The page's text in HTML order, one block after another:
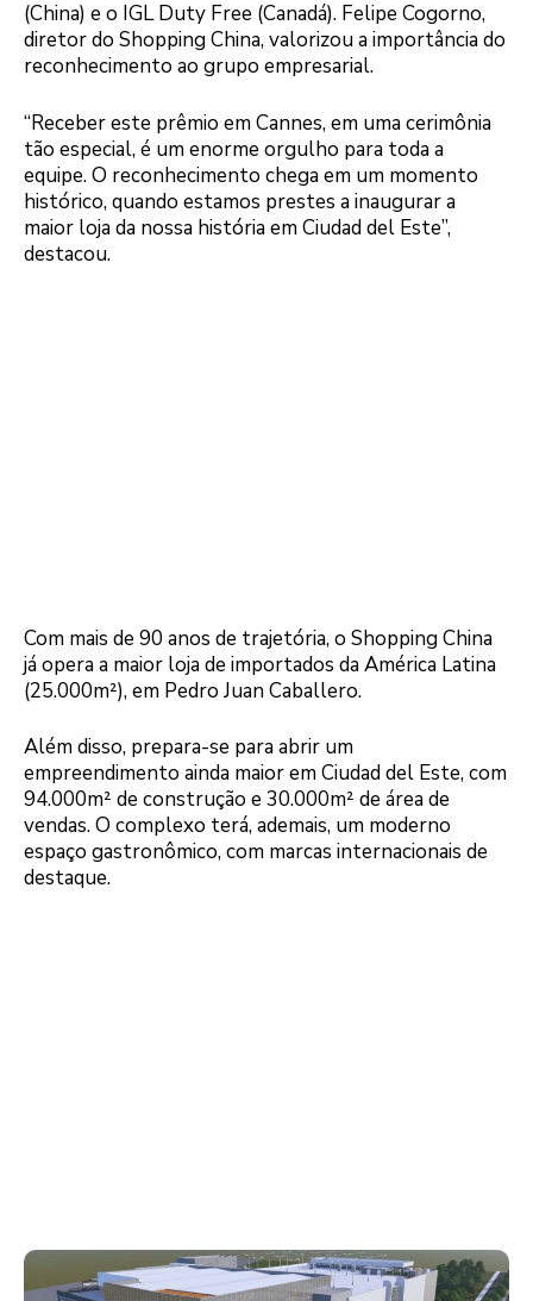
(China) e o IGL Duty Free (Canadá). Felipe Cogorno,
diretor do Shopping China, valorizou a importância do
reconhecimento ao grupo empresarial.
“Receber este prêmio em Cannes, em uma cerimônia
tão especial, é um enorme orgulho para toda a
equipe. O reconhecimento chega em um momento
histórico, quando estamos prestes a inaugurar a
maior loja da nossa história em Ciudad del Este”,
destacou.
Com mais de 90 anos de trajetória, o Shopping China
já opera a maior loja de importados da América Latina
(25.000m²), em Pedro Juan Caballero.
Além disso, prepara-se para abrir um
empreendimento ainda maior em Ciudad del Este, com
94.000m² de construção e 30.000m² de área de
vendas. O complexo terá, ademais, um moderno
espaço gastronômico, com marcas internacionais de
destaque.